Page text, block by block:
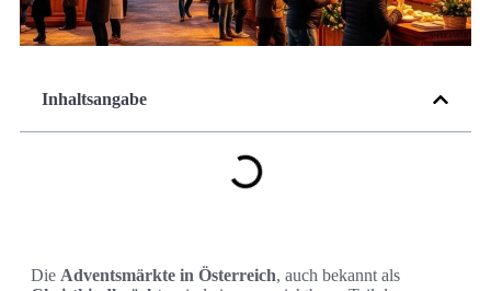
Inhaltsangabe
Die Adventsmärkte in Österreich, auch bekannt als